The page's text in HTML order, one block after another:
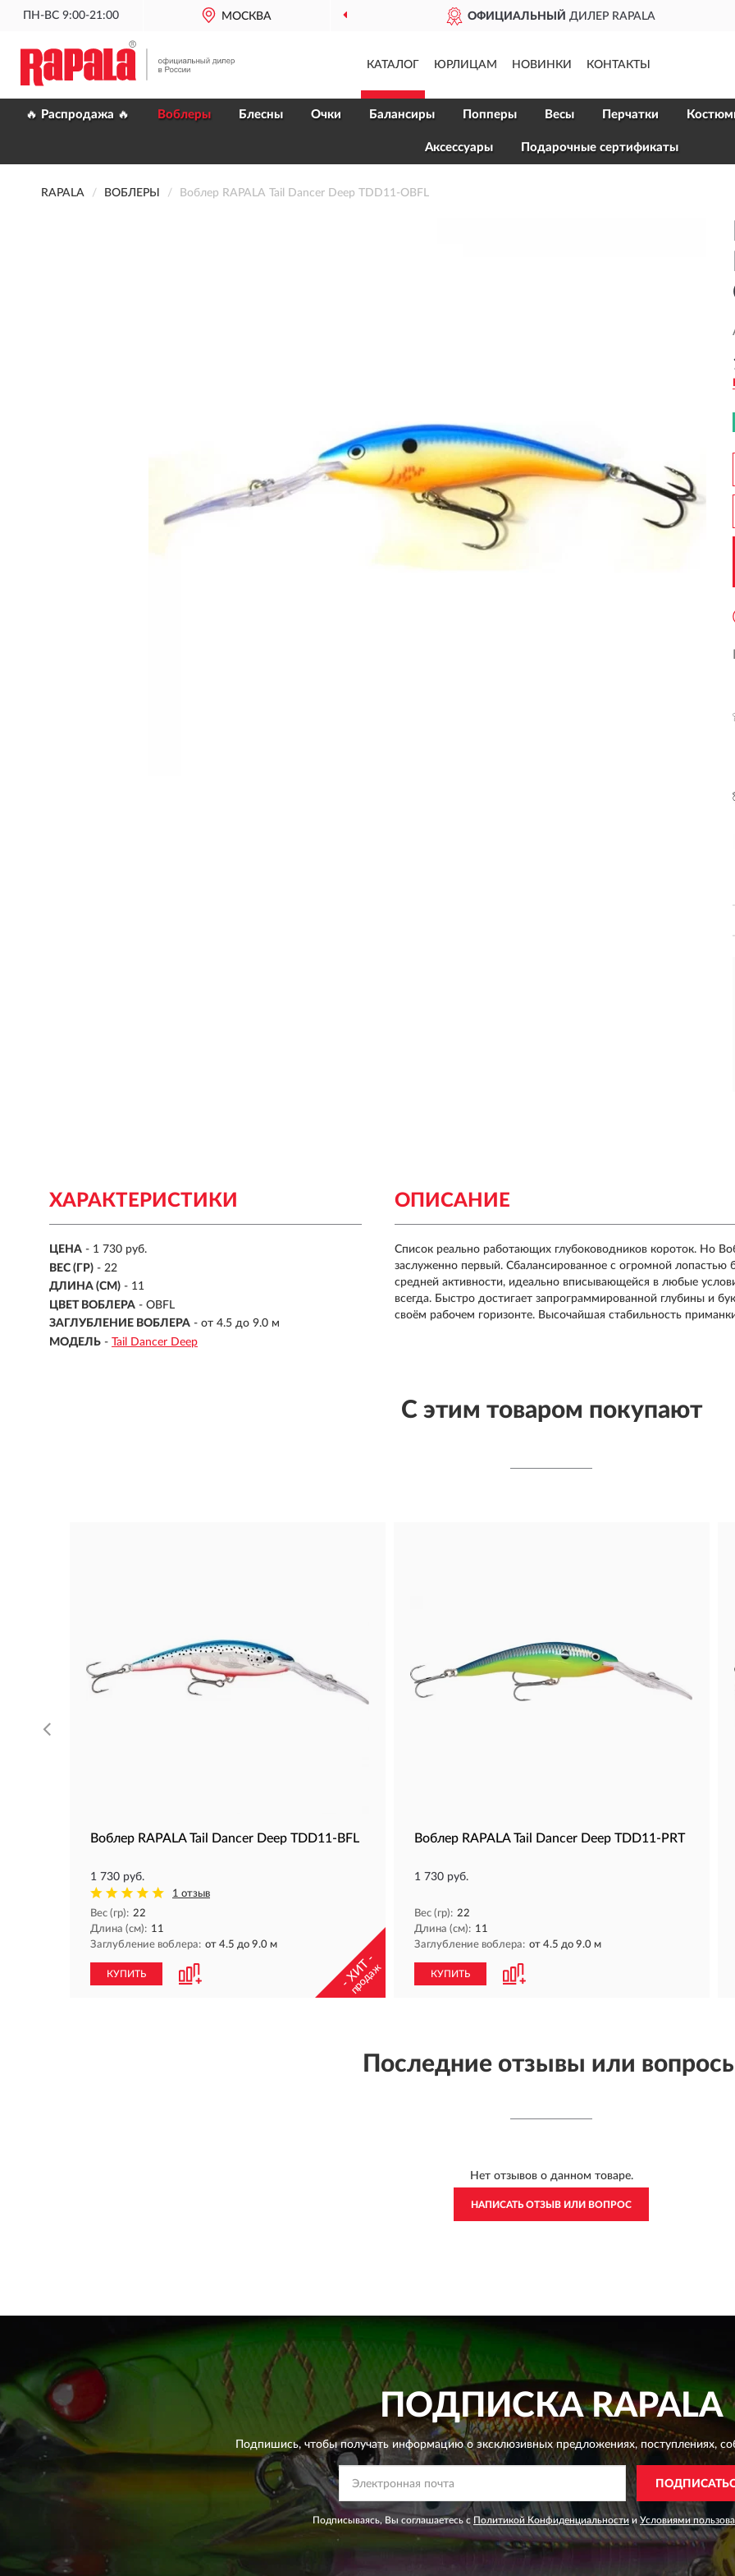
ПН-ВС 9:00-21:00 МОСКВА ОФИЦИАЛЬНЫЙДИЛЕР RAPALA
КАТАЛОГ ЮРЛИЦАМ НОВИНКИ КОНТАКТЫ
🔥 Распродажа 🔥 Воблеры Блесны Очки Балансиры Попперы Весы Перчатки
Аксессуары Подарочные сертификаты
RAPALA ВОБЛЕРЫ Воблер RAPALA Tail Dancer Deep TDD11-OBFL
ХАРАКТЕРИСТИКИ
ЦЕНА - 1 730 руб.
ВЕС (ГР) - 22
ДЛИНА (СМ) - 11
ЦВЕТ ВОБЛЕРА - OBFL
ЗАГЛУБЛЕНИЕ ВОБЛЕРА - от 4.5 до 9.0 м
МОДЕЛЬ - Tail Dancer Deep
ОПИСАНИЕ
Список реально работающих глубоководников короток. Но
заслуженно первый. Сбалансированное с огромной
средней активности, идеально вписывающейся в любые
всегда. Быстро достигает запрограммированной глубины и
своём рабочем горизонте. Высочайшая стабильность
С этим товаром покупают
Воблер RAPALA Tail Dancer Deep TDD11-BFL
1 730 руб.
1 отзыв
Вес (гр): 22
Длина (см): 11
Заглубление воблера: от 4.5 до 9.0 м
КУПИТЬ - ХИТ -
продаж
Воблер RAPALA Tail Dancer Deep TDD11-PRT
1 730 руб.
Вес (гр): 22
Длина (см): 11
Заглубление воблера: от 4.5 до 9.0 м
КУПИТЬ
Последние отзывы или
Нет отзывов о данном товаре.
НАПИСАТЬ ОТЗЫВ ИЛИ ВОПРОС
ПОДПИСКАRAPALA
Подпишись, чтобы получать информацию о эксклюзивных предложениях,поступлениях,
Подписываясь, Вы соглашаетесь с Политикой Конфиденциальности иУсловиями